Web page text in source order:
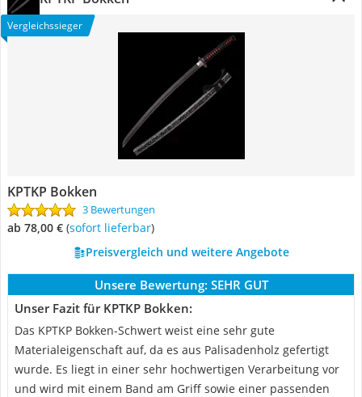
Vergleichssieger
KPTKP Bokken
3 Bewertungen
ab 78,00 € ( Sofort lieferbar)
Preisvergleich und weitere Angebote
Unsere Bewertung: SEHR GUT
Unser Fazit für KPTKP Bokken:
Das KPTKP Bokken-Schwert weist eine sehr gute
Materialeigenschaft auf, da es aus Palisadenholz gefertigt
wurde. Es liegt in einer sehr hochwertigen Verarbeitung vor
und wird mit einem Band am Griff sowie einer passenden